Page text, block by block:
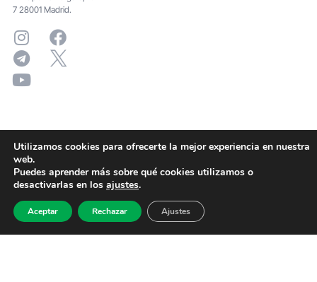
7 28001 Madrid.
Utilizamos cookies para ofrecerte la mejor experiencia en nuestra
web.
Puedes aprender más sobre qué cookies utilizamos o
desactivarlas en los ajustes.
Aceptar Rechazar Ajustes